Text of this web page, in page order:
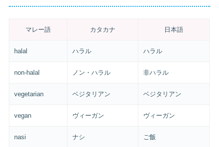
マレー語 カタカナ 日本語
halal ハラル ハラル
non-halal ノン・ハラル 非ハラル
vegetarian ベジタリアン ベジタリアン
vegan ヴィーガン ヴィーガン
nasi ナシ ご飯